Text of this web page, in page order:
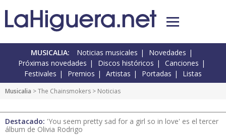
MUSICALIA: Noticias musicales
Novedades
Próximas novedades
Discos históricos
Canciones
Festivales
Premios Artistas Portadas Listas
Musicalia >The Chainsmokers > Noticias
Destacado: 'You seem pretty sad for a girl so in love' es el tercer
álbum de Olivia Rodrigo